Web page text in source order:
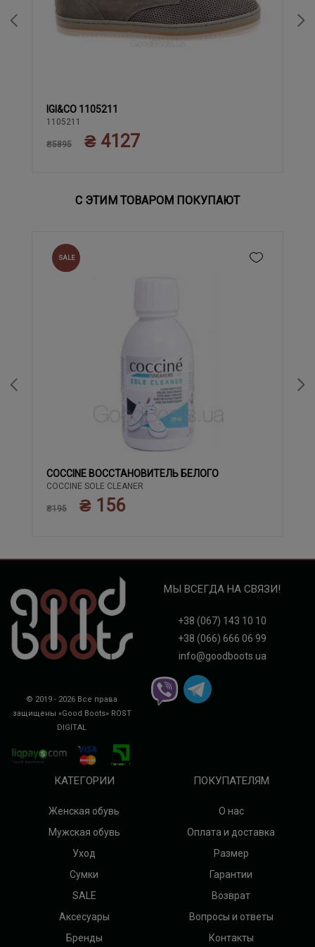
39 40 41
IGI&CO 1105211
1105211
₴5895 ₴ 4127
С ЭТИМ ТОВАРОМ ПОКУПАЮТ
SALE
COCCINE ВОССТАНОВИТЕЛЬ БЕЛОГО
COCCINE SOLE CLEANER
₴195 ₴ 156
© 2019 - 2026 Все права
защищены «Good Boots» ROST
DIGITAL
МЫ ВСЕГДА НА СВЯЗИ!
+38 (067) 143 10 10
+38 (066) 666 06 99
info@goodboots.ua
КАТЕГОРИИ
Женская обувь
Мужская обувь
Уход
Сумки
SALE
Аксесуары
Бренды
ПОКУПАТЕЛЯМ
О нас
Оплата и доставка
Размер
Гарантии
Возврат
Вопросы и ответы
Контакты